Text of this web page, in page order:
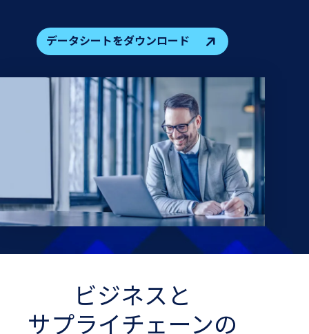
データシートをダウンロード
ビジネスと​
サプライチェーンの​